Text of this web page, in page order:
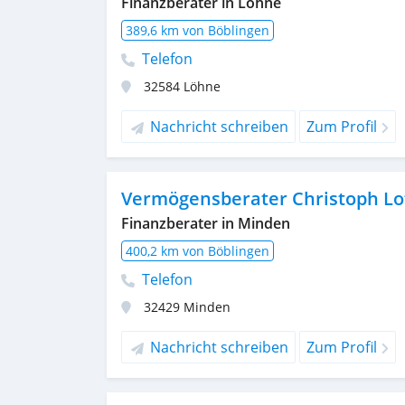
389,6 km von Böblingen
Telefon
32584 Löhne
Nachricht schreiben Zum Profil
Vermögensberater Christoph
Finanzberater in Minden
400,2 km von Böblingen
Telefon
32429 Minden
Nachricht schreiben Zum Profil